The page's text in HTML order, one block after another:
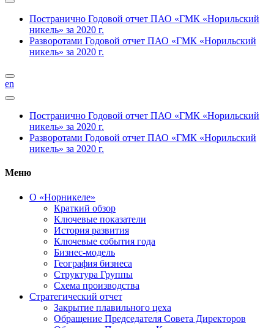
Постранично Годовой отчет ПАО «ГМК «Норильский
никель» за 2020 г.
Разворотами Годовой отчет ПАО «ГМК «Норильский
никель» за 2020 г.
en
Постранично Годовой отчет ПАО «ГМК «Норильский
никель» за 2020 г.
Разворотами Годовой отчет ПАО «ГМК «Норильский
никель» за 2020 г.
Меню
О «Норникеле»
Краткий обзор
Ключевые показатели
История развития
Ключевые события года
Бизнес-модель
География бизнеса
Структура Группы
Схема производства
Стратегический отчет
Закрытие плавильного цеха
Обращение Председателя Совета Директоров